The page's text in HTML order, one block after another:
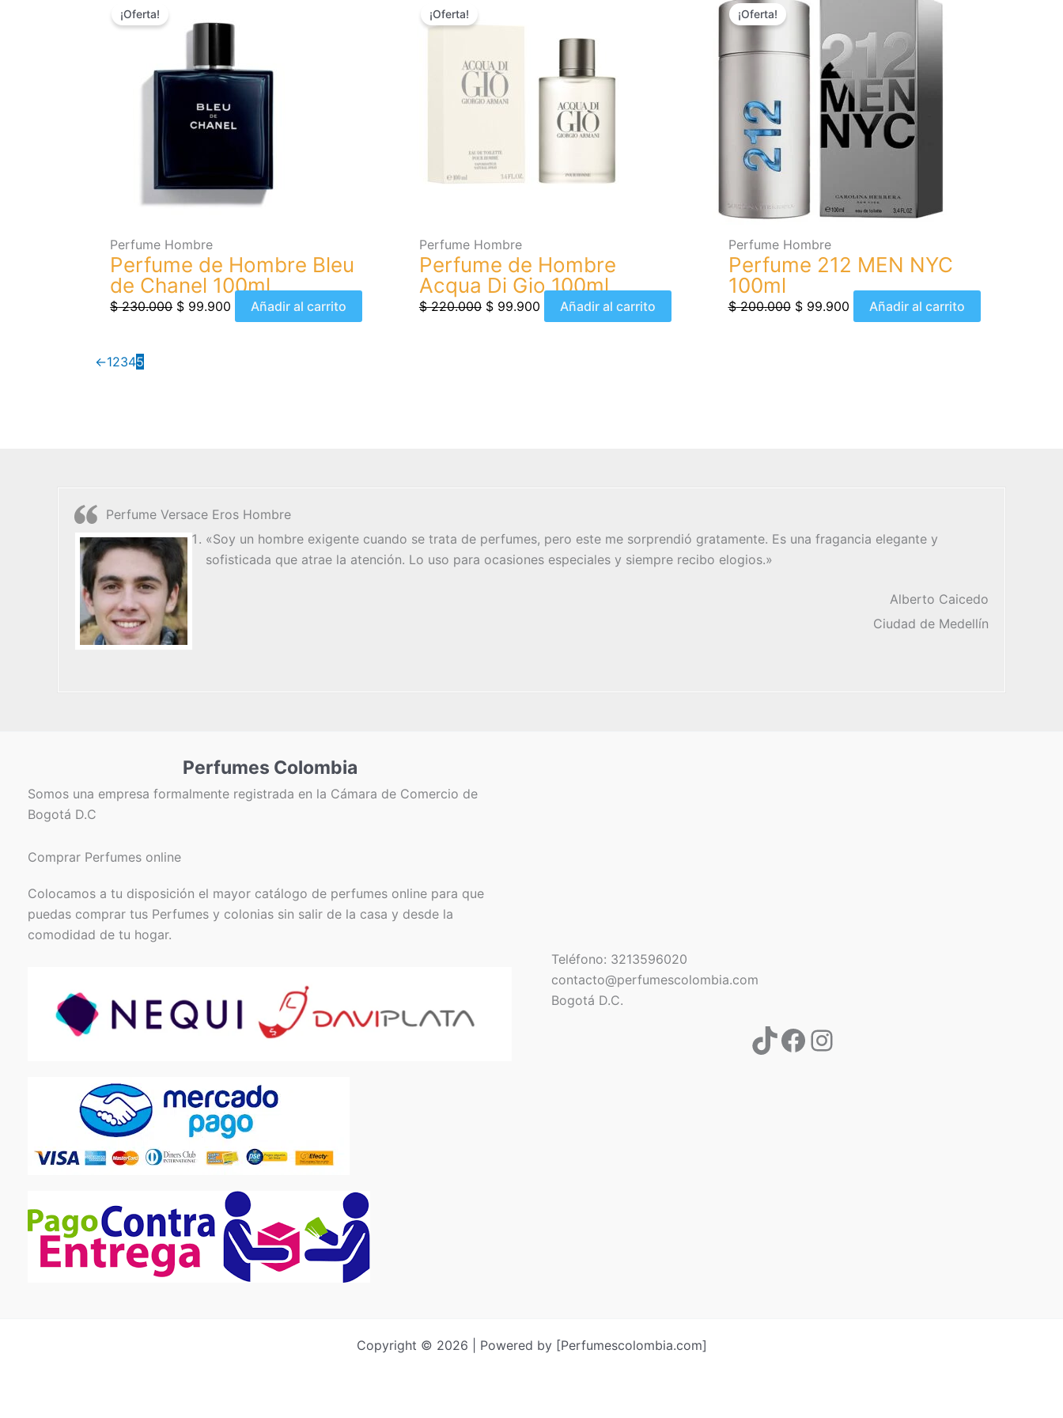
¡Oferta!
Perfume Hombre
Perfume de Hombre Bleu
de Chanel 100ml
$230.000
original
$ 230.000.
$ 99.900
es:
$ 99.900.
Añadir al carrito
¡Oferta!
Perfume Hombre
Perfume de Hombre
Acqua Di Gio 100ml
$220.000
era:
$ 220.000.
$99.900
actual
$ 99.900.
Añadir al carrito
¡Oferta!
Perfume Hombre
Perfume 212 MEN NYC
100ml
$200.000
original
era:
$ 200.000.
$99.900
actual
es:
$ 99.900.
Añadir al carrito
←12345
Perfume Versace Eros Hombre
«Soy un hombre exigente cuando se trata de perfumes, pero este me sorprendió gratamente. Es una fragancia elegante y
sofisticada que atrae la atención. Lo uso para ocasiones especiales y siempre recibo elogios.»
Alberto Caicedo
Ciudad de Medellín
Perfumes Colombia
Somos una empresa formalmente registrada en la Cámara de Comercio de
Bogotá D.C
Comprar Perfumes online
Colocamos a tu disposición el mayor catálogo de perfumes online para que
puedas comprar tus Perfumes y colonias sin salir de la casa y desde la
comodidad de tu hogar.
Teléfono: 3213596020
contacto@perfumescolombia.com
Bogotá D.C.
Copyright © 2026 | Powered by [Perfumescolombia.com]